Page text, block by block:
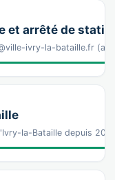
et arrêté de
ivry-la-bataille.fr
la-Bataille depuis